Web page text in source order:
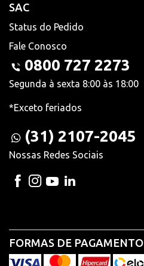
SAC
Status do Pedido
Fale Conosco
0800 727 2273
Segunda à sexta 8:00 às 18:00
*Exceto feriados
(31) 2107-2045
Nossas Redes Sociais
FORMAS DE PAGAMENTO